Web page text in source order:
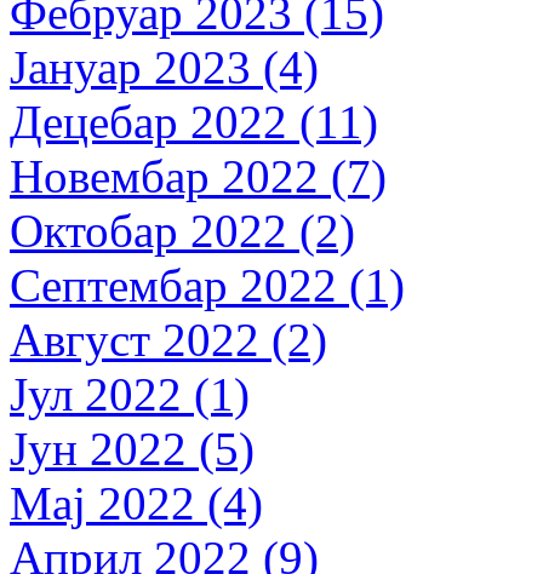
Фебруар 2023 (15)
Јануар 2023 (4)
Децебар 2022 (11)
Новембар 2022 (7)
Октобар 2022 (2)
Септембар 2022 (1)
Август 2022 (2)
Јул 2022 (1)
Јун 2022 (5)
Мај 2022 (4)
Април 2022 (9)